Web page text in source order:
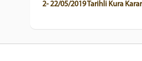
2-22/05/2019 Tarihli Kura